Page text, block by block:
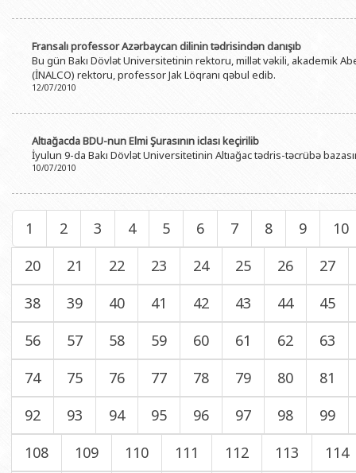
Fransalı professor Azərbaycan dilinin tədrisindən danışıb
Bu gün Bakı Dövlət Universitetinin rektoru, millət vəkili, akademik
(İNALСO) rektoru, professor Jak Löqranı qəbul edib.
12/07/2010
Altıağacda BDU-nun Elmi Şurasının iclası keçirilib
İyulun 9-da Bakı Dövlət Universitetinin Altıağac tədris-təcrübə
10/07/2010
1 2 3 4 5 6 7 8 9
10
20
21 22 23 24 25 26
27
38
39 40 41 42 43 44
45
56
57 58 59 60 61 62
63
74
75 76 77 78 79 80
81
92
93 94 95 96 97 98
99
108
109 110 111 112 113
114